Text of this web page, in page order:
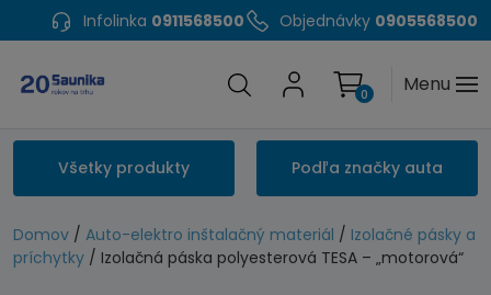
Infolinka 0911568500 Objednávky 0905568500
Menu
0
Všetky produkty Podľa značky auta
Domov / Auto-elektro inštalačný materiál / Izolačné pásky a
príchytky / Izolačná páska polyesterová TESA – „motorová“